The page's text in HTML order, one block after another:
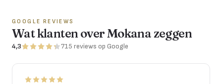
GOOGLE REVIEWS
Wat klanten over Mokana zeggen
4,3 715 reviews op Google